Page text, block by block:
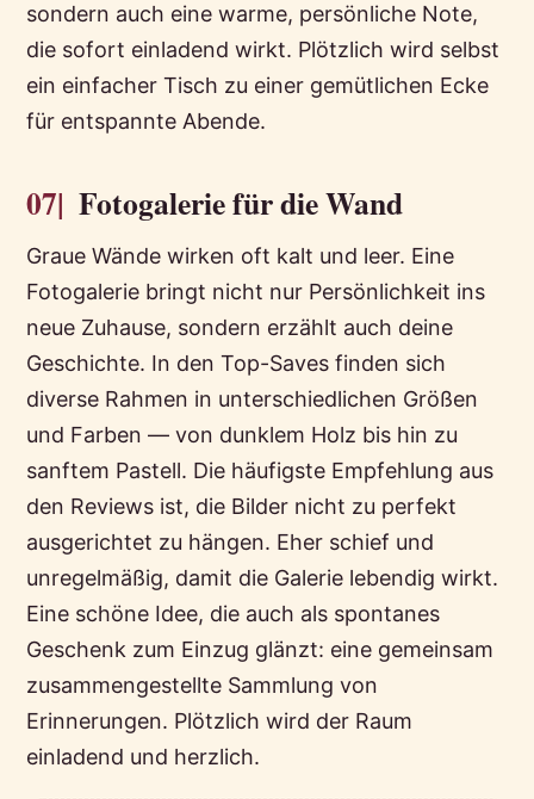
sondern auch eine warme, persönliche Note,
die sofort einladend wirkt. Plötzlich wird selbst
ein einfacher Tisch zu einer gemütlichen Ecke
für entspannte Abende.
07| Fotogalerie für die Wand
Graue Wände wirken oft kalt und leer. Eine
Fotogalerie bringt nicht nur Persönlichkeit ins
neue Zuhause, sondern erzählt auch deine
Geschichte. In den Top-Saves finden sich
diverse Rahmen in unterschiedlichen Größen
und Farben — von dunklem Holz bis hin zu
sanftem Pastell. Die häufigste Empfehlung aus
den Reviews ist, die Bilder nicht zu perfekt
ausgerichtet zu hängen. Eher schief und
unregelmäßig, damit die Galerie lebendig wirkt.
Eine schöne Idee, die auch als spontanes
Geschenk zum Einzug glänzt: eine gemeinsam
zusammengestellte Sammlung von
Erinnerungen. Plötzlich wird der Raum
einladend und herzlich.